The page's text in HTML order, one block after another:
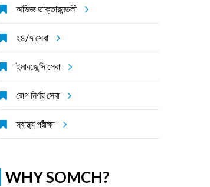
অভিজ্ঞ ডাক্তারমন্ডলী
২৪/৭ সেবা
ইমারজেন্সি সেবা
রোগ নির্ণয় সেবা
স্বাস্থ্য পরীক্ষা
WHY SOMCH?